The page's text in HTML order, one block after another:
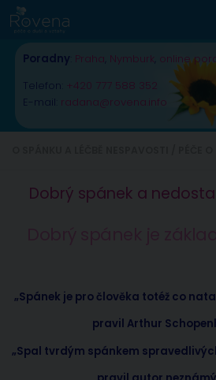
Skip to content
Poradny Praha Nymburk online
Telefon: +420 777 588 352
E-mail: radana@rovena.info
Dobrý spánek a
„Spánek je pro člověka totéž co
pravil Arthur
„Spal tvrdým spánkem